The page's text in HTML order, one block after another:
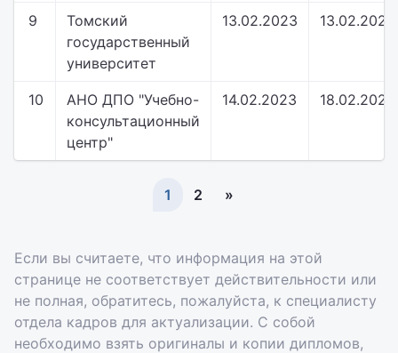
9
Томский
государственный
университет
13.02.2023 13.02.2023
10
АНО ДПО "Учебно-
консультационный
центр"
14.02.2023 18.02.2023
1 2 »
Если вы считаете, что информация на этой
странице не соответствует действительности или
не полная, обратитесь, пожалуйста, к специалисту
отдела кадров для актуализации. С собой
необходимо взять оригиналы и копии дипломов,